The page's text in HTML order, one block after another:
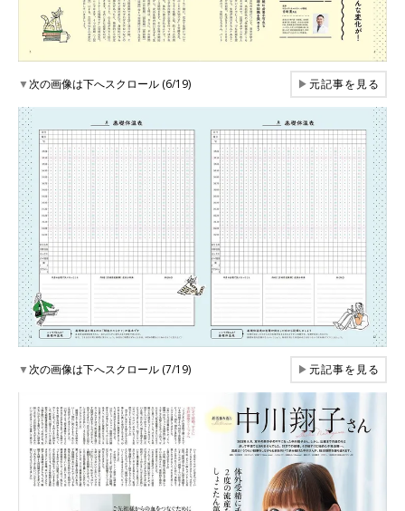
▼次の画像は下へスクロール (6/19) ▶元記事を見る
▼次の画像は下へスクロール (7/19) ▶元記事を見る